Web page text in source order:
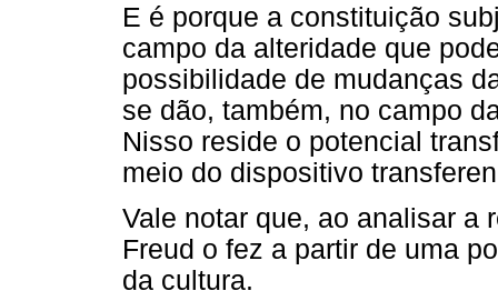
E é porque a constituição
campo da alteridade que
possibilidade de mudanças
se dão, também, no campo
Nisso reside o potencial
meio do dispositivo
Vale notar que, ao analisar a
Freud o fez a partir de uma
da cultura.